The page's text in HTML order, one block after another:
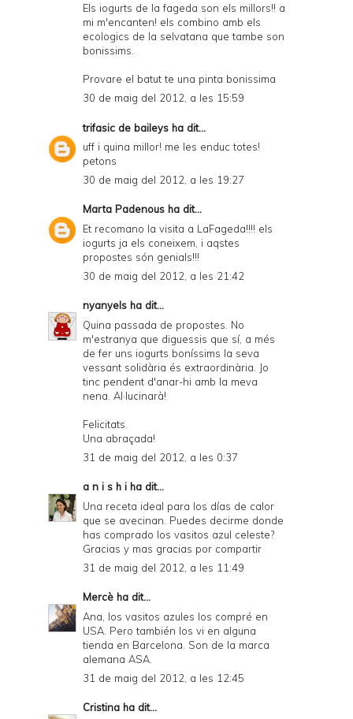
Els iogurts de la fageda son els millors!! a
mi m'encanten! els combino amb els
ecologics de la selvatana que tambe son
bonissims.
Provare el batut te una pinta bonissima
30 de maig del 2012, a les 15:59
trifasic de baileys ha dit...
uff i quina millor! me les enduc totes!
petons
30 de maig del 2012, a les 19:27
Marta Padenous ha dit...
Et recomano la visita a LaFageda!!!! els
iogurts ja els coneixem, i aqstes
propostes són genials!!!
30 de maig del 2012, a les 21:42
nyanyels ha dit...
Quina passada de propostes. No
m'estranya que diguessis que sí, a més
de fer uns iogurts boníssims la seva
vessant solidària és extraordinària. Jo
tinc pendent d'anar-hi amb la meva
nena. Al·lucinarà!
Felicitats.
Una abraçada!
31 de maig del 2012, a les 0:37
a n i s h i ha dit...
Una receta ideal para los días de calor
que se avecinan. Puedes decirme donde
has comprado los vasitos azul celeste?
Gracias y mas gracias por compartir
31 de maig del 2012, a les 11:49
Mercè ha dit...
Ana, los vasitos azules los compré en
USA. Pero también los vi en alguna
tienda en Barcelona. Son de la marca
alemana ASA.
31 de maig del 2012, a les 12:45
Cristina ha dit...